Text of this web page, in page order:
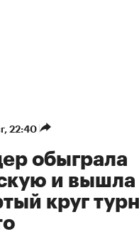
22:40
обыграла
и вышла
круг